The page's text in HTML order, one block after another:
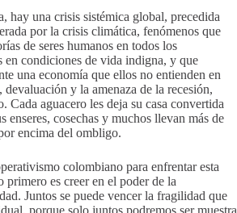
hay una crisis sistémica global, precedida
por la crisis climática, fenómenos que
de seres humanos en todos los
en condiciones de vida indigna, y que
una economía que ellos no entienden en
y la amenaza de la recesión,
Cada aguacero les deja su casa convertida
enseres, cosechas y muchos llevan más de
encima del ombligo.
colombiano para enfrentar esta
primero es creer en el poder de la
Juntos se puede vencer la fragilidad que